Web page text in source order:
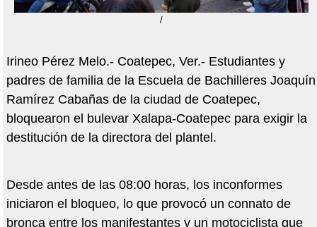
/
Irineo Pérez Melo.- Coatepec, Ver.- Estudiantes y
padres de familia de la Escuela de Bachilleres Joaquín
Ramírez Cabañas de la ciudad de Coatepec,
bloquearon el bulevar Xalapa-Coatepec para exigir la
destitución de la directora del plantel.
Desde antes de las 08:00 horas, los inconformes
iniciaron el bloqueo, lo que provocó un connato de
bronca entre los manifestantes y un motociclista que